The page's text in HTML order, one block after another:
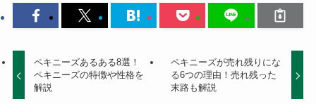
ペキニーズあるある8選！
ペキニーズの特徴や性格を
解説
ペキニーズが売れ残りにな
る6つの理由！売れ残った
末路も解説